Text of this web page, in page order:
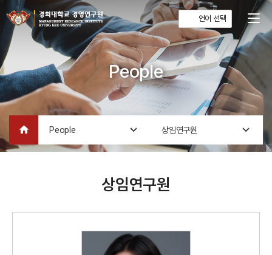
언어 선택
People
home People 상임연구원
상임연구원